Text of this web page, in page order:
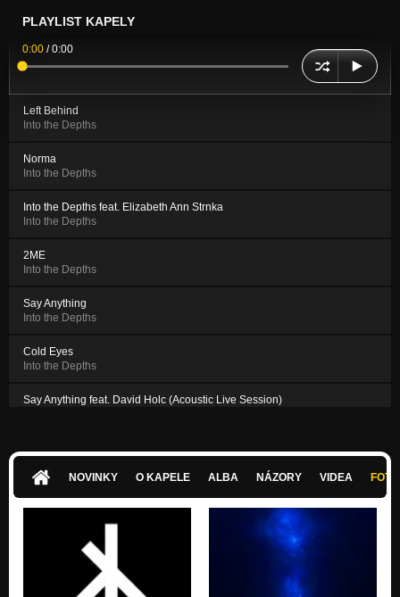
PLAYLIST KAPELY
0:00 /0:00
Left Behind
Into the Depths
Norma
Into the Depths
Into the Depths feat. Elizabeth Ann Strnka
Into the Depths
2ME
Into the Depths
Say Anything
Into the Depths
Cold Eyes
Into the Depths
Say Anything feat. David Holc (Acoustic Live Session)
Cold Eyes feat. Karol Komenda
Made in Faust
NOVINKY O KAPELE ALBA NÁZORY VIDEA